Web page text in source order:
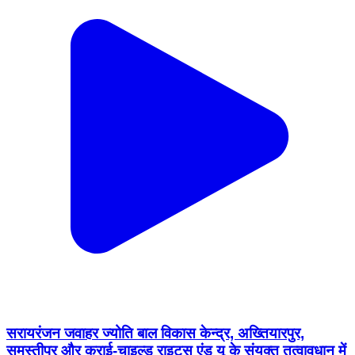
सरायरंजन जवाहर ज्योति बाल विकास केन्द्र, अख्तियारपुर,
समस्तीपुर और क्राई-चाइल्ड राइट्स एंड यू के संयुक्त तत्वावधान में